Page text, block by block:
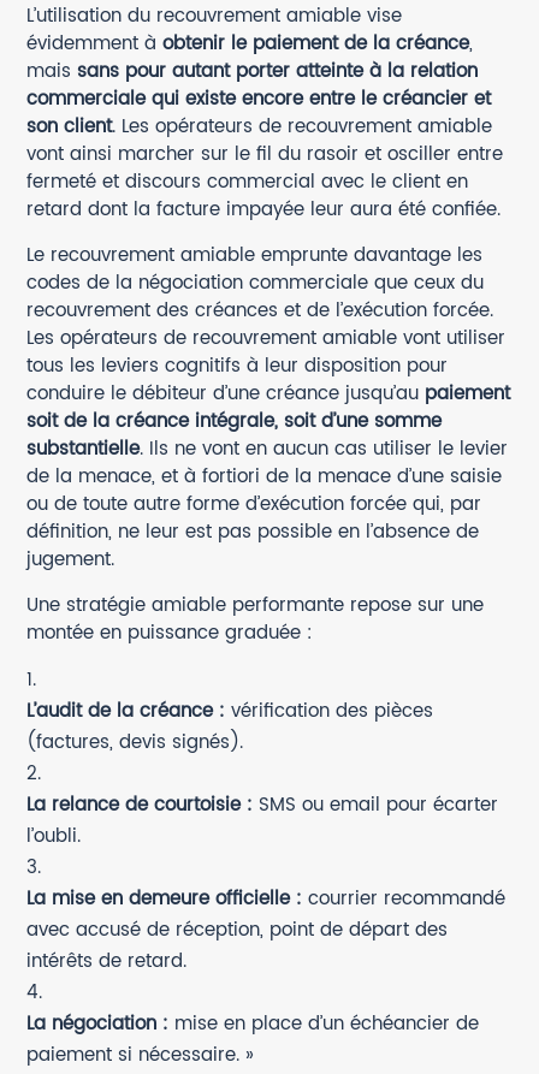
L’utilisation du recouvrement amiable vise
évidemment àobtenir le paiement de la créance,
maissans pour autant porter atteinte à la relation
commerciale qui existe encore entre le créancier et
son client. Les opérateurs de recouvrement amiable
vont ainsi marcher sur le fil du rasoir et osciller entre
fermeté et discours commercial avec le client en
retard dont la facture impayée leur aura été confiée.
Le recouvrement amiable emprunte davantage les
codes de la négociation commerciale que ceux du
recouvrement des créances et de l’exécution forcée.
Les opérateurs de recouvrement amiable vont utiliser
tous les leviers cognitifs à leur disposition pour
conduire le débiteur d’une créance jusqu’au paiement
soit de la créance intégrale, soit d’une somme
substantielle. Ils ne vont en aucun cas utiliser le levier
de la menace, et à fortiori de la menace d’une saisie
ou de toute autre forme d’exécution forcée qui, par
définition, ne leur est pas possible en l’absence de
jugement.
Une stratégie amiable performante repose sur une
montée en puissance graduée :
L’audit de la créance : vérification des pièces
(factures, devis signés).
La relance de courtoisie : SMS ou email pour écarter
l’oubli.
La mise en demeure officielle : courrier recommandé
avec accusé de réception, point de départ des
intérêts de retard.
La négociation : mise en place d’un échéancier de
paiement si nécessaire. »